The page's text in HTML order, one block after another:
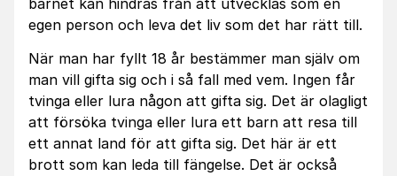
barnet kan hindras från att utvecklas som en
egen person och leva det liv som det har rätt till.
När man har fyllt 18 år bestämmer man själv om
man vill gifta sig och i så fall med vem. Ingen får
tvinga eller lura någon att gifta sig. Det är olagligt
att försöka tvinga eller lura ett barn att resa till
ett annat land för att gifta sig. Det här är ett
brott som kan leda till fängelse. Det är också